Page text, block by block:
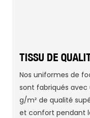
TISSU DE
Nos uniformes de
sont fabriqués avec
g/m² de qualité
et confort pendant